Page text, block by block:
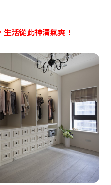
活從此神清氣爽！